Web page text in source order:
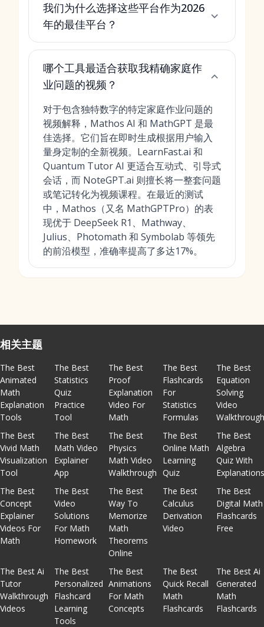
我们为什么选择这些平台作为2026
年的最佳平台？
哪个工具最适合获取我精确家庭作
业问题的视频？
对于包含独特数字的特定家庭作业问题的
视频解释，Mathos AI 和 MathGPT 是最
佳选择。它们旨在即时生成根据用户输入
量身定制的全新视频。LearnFast.ai 和
Quantum Tutor AI 更适合互动式、引导式
会话，而 NoteGPT.ai 则擅长将一整套问题
或笔记转化为视频课程。在最近的测试
中，Mathos（又名 MathGPTPro）的表
现优于 DeepSeek R1、Mathway、
Julius、Photomath 和 Symbolab 等领先
的前沿模型，准确率提高了多达17%。
相关主题
The Best
Animated
Math
Explanation
Tools
The Best
Statistics
Quiz
Practice
Tool
The Best
Proof
Explanation
Video For
Math
The Best
Flashcards
For
Statistics
Formulas
The Best
Equation
Solving
Video
The Best
Vivid Math
Visualization
Tool
The Best
Math Video
Explainer
App
The Best
Physics
Math Video
Walkthrough
The Best
Online Math
Learning
Quiz
The Best
Algebra
Quiz With
The Best
Concept
Explainer
Videos For
Math
The Best
Video
Solutions
For Math
Homework
The Best
Way To
Memorize
Math
Theorems
Online
The Best
Calculus
Derivation
Video
The Best
Digital Math
Flashcards
Free
The Best Ai
Tutor
Walkthrough
Videos
The Best
Personalized
Flashcard
Learning
Tools
The Best
Animations
For Math
Concepts
The Best
Quick Recall
Math
Flashcards
The Best Ai
Generated
Math
Flashcards